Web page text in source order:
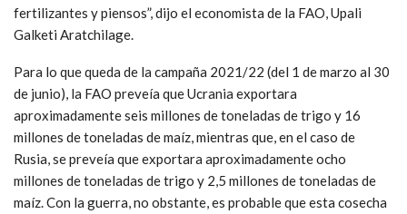
fertilizantes y piensos”, dijo el economista de la FAO, Upali
Galketi Aratchilage.
Para lo que queda de la campaña 2021/22 (del 1 de marzo al 30
de junio), la FAO preveía que Ucrania exportara
aproximadamente seis millones de toneladas de trigo y 16
millones de toneladas de maíz, mientras que, en el caso de
Rusia, se preveía que exportara aproximadamente ocho
millones de toneladas de trigo y 2,5 millones de toneladas de
maíz. Con la guerra, no obstante, es probable que esta cosecha